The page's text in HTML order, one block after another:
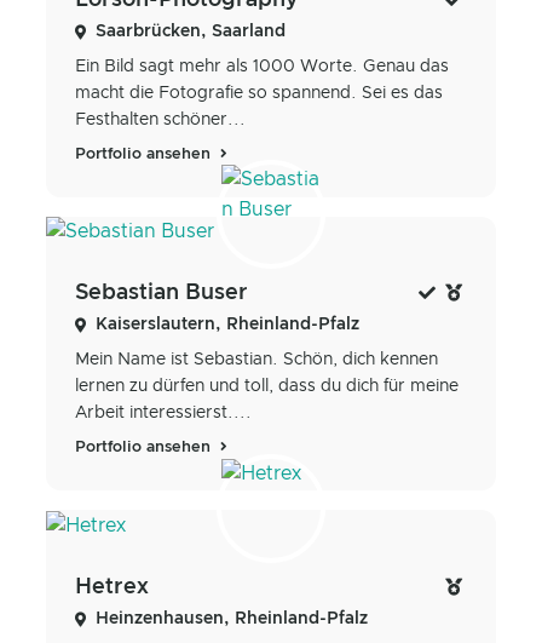
Saarbrücken, Saarland
Ein Bild sagt mehr als 1000 Worte. Genau das
macht die Fotografie so spannend. Sei es das
Festhalten schöner...
Portfolio ansehen
Sebastian Buser
Kaiserslautern, Rheinland-Pfalz
Mein Name ist Sebastian. Schön, dich kennen
lernen zu dürfen und toll, dass du dich für meine
Arbeit interessierst....
Portfolio ansehen
Hetrex
Heinzenhausen, Rheinland-Pfalz